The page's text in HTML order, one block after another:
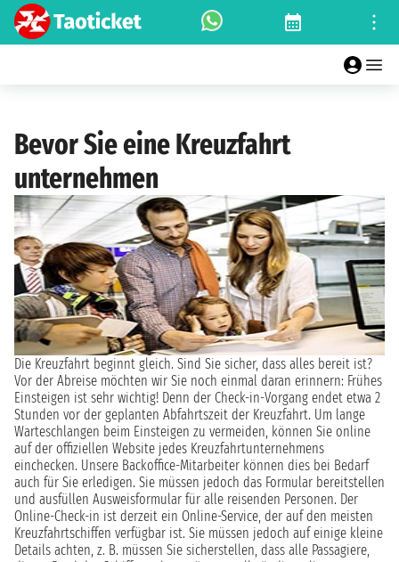
Bevor Sie eine Kreuzfahrt
unternehmen
Die Kreuzfahrt beginnt gleich. Sind Sie sicher, dass alles bereit ist?
Vor der Abreise möchten wir Sie noch einmal daran erinnern: Frühes
Einsteigen ist sehr wichtig! Denn der Check-in-Vorgang endet etwa 2
Stunden vor der geplanten Abfahrtszeit der Kreuzfahrt. Um lange
Warteschlangen beim Einsteigen zu vermeiden, können Sie online
auf der offiziellen Website jedes Kreuzfahrtunternehmens
einchecken. Unsere Backoffice-Mitarbeiter können dies bei Bedarf
auch für Sie erledigen. Sie müssen jedoch das Formular bereitstellen
und ausfüllen Ausweisformular für alle reisenden Personen. Der
Online-Check-in ist derzeit ein Online-Service, der auf den meisten
Kreuzfahrtschiffen verfügbar ist. Sie müssen jedoch auf einige kleine
Details achten, z. B. müssen Sie sicherstellen, dass alle Passagiere,